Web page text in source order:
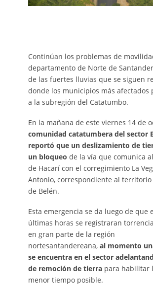
Continúan los problemas de
departamento de Norte de
de las fuertes lluvias que se siguen
donde los municipios más afectados
a la subregión del Catatumbo.
En la mañana de este viernes 14 de
comunidad catatumbera del sector
reportó que un deslizamiento de
un bloqueo de la vía que comunica
de Hacarí con el corregimiento La
Antonio, correspondiente al territorio
de Belén.
Esta emergencia se da luego de que
últimas horas se registraran
en gran parte de la región
nortesantandereana,al momento
se encuentra en el sector
de remoción de tierrapara habilitar
menor tiempo posible.